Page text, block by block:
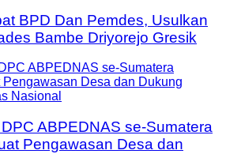
BPD Dan Pemdes, Usulkan
Bambe Driyorejo Gresik
ABPEDNAS se-Sumatera
Pengawasan Desa dan